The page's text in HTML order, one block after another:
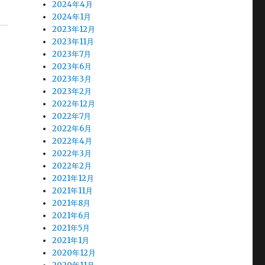
2024年4月
2024年1月
2023年12月
2023年11月
2023年7月
2023年6月
2023年3月
2023年2月
2022年12月
2022年7月
2022年6月
2022年4月
2022年3月
2022年2月
2021年12月
2021年11月
2021年8月
2021年6月
2021年5月
2021年1月
2020年12月